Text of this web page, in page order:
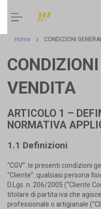
A
G
l
s
s
e
Home CONDIZIONI
VENDITA
ARTICOLO 1 –
NORMATIVA
1.1 Definizioni
“CGV”: le presenti condizioni
“Cliente”: qualsiasi persona
D.Lgs. n. 206/2005 (“Cliente
titolare di partita iva che
professionale o artigianale